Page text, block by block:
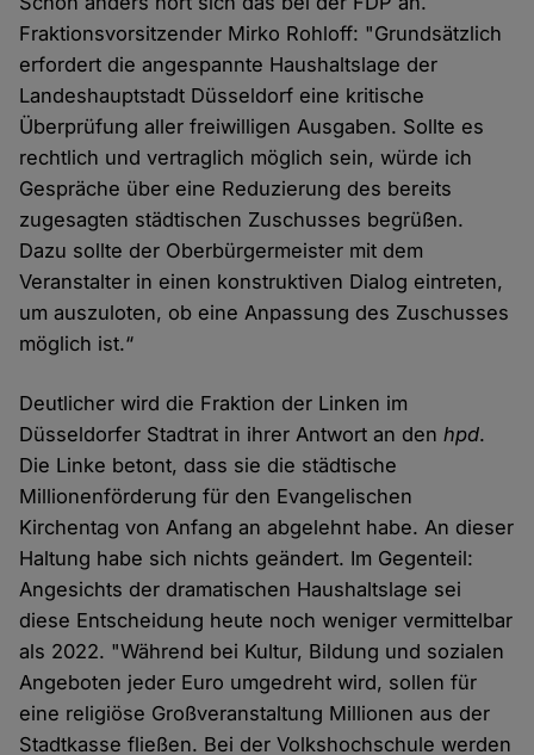
Fraktionsvorsitzender Mirko Rohloff: "Grundsätzlich
erfordert die angespannte Haushaltslage der
Landeshauptstadt Düsseldorf eine kritische
Überprüfung aller freiwilligen Ausgaben. Sollte es
rechtlich und vertraglich möglich sein, würde ich
Gespräche über eine Reduzierung des bereits
zugesagten städtischen Zuschusses begrüßen.
Dazu sollte der Oberbürgermeister mit dem
Veranstalter in einen konstruktiven Dialog eintreten,
um auszuloten, ob eine Anpassung des Zuschusses
möglich ist.“
Deutlicher wird die Fraktion der Linken im
Düsseldorfer Stadtrat in ihrer Antwort an denhpd.
Die Linke betont, dass sie die städtische
Millionenförderung für den Evangelischen
Kirchentag von Anfang an abgelehnt habe. An dieser
Haltung habe sich nichts geändert. Im Gegenteil:
Angesichts der dramatischen Haushaltslage sei
diese Entscheidung heute noch weniger vermittelbar
als 2022. "Während bei Kultur, Bildung und sozialen
Angeboten jeder Euro umgedreht wird, sollen für
eine religiöse Großveranstaltung Millionen aus der
Stadtkasse fließen. Bei der Volkshochschule werden